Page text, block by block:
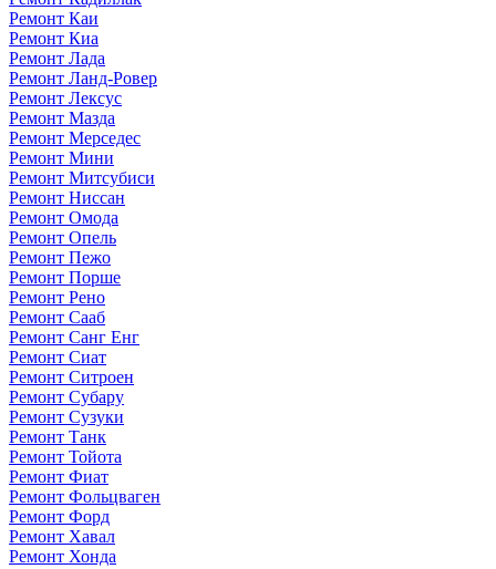
Ремонт Каи
Ремонт Киа
Ремонт Лада
Ремонт Ланд-Ровер
Ремонт Лексус
Ремонт Мазда
Ремонт Мерседес
Ремонт Мини
Ремонт Митсубиси
Ремонт Ниссан
Ремонт Омода
Ремонт Опель
Ремонт Пежо
Ремонт Порше
Ремонт Рено
Ремонт Сааб
Ремонт Санг Енг
Ремонт Сиат
Ремонт Ситроен
Ремонт Субару
Ремонт Сузуки
Ремонт Танк
Ремонт Тойота
Ремонт Фиат
Ремонт Фольцваген
Ремонт Форд
Ремонт Хавал
Ремонт Хонда